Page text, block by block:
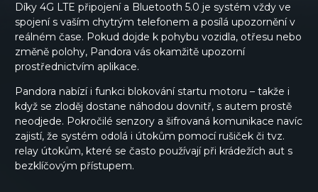
Díky 4G LTE připojení a Bluetooth 5.0 je systém vždy ve
spojení s vaším chytrým telefonem a posílá upozornění v
reálném čase. Pokud dojde k pohybu vozidla, otřesu nebo
změně polohy, Pandora vás okamžitě upozorní
prostřednictvím aplikace.
Pandora nabízí i funkci blokování startu motoru – takže i
když se zloděj dostane náhodou dovnitř, s autem prostě
neodjede. Pokročilé senzory a šifrovaná komunikace navíc
zajistí, že systém odolá i útokům pomocí rušiček či tvz.
relay útokům, které se často používají při krádežích aut s
bezklíčovým přístupem.